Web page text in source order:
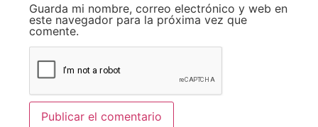
Guarda mi nombre, correo electrónico y web en
este navegador para la próxima vez que
comente.